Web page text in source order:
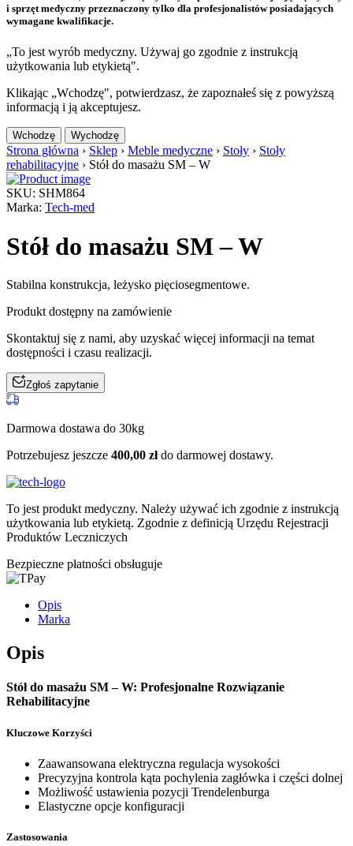
i sprzęt medyczny przeznaczony tylko dla profesjonalistów posiadających
wymagane kwalifikacje.
„To jest wyrób medyczny. Używaj go zgodnie z instrukcją
użytkowania lub etykietą".
Klikając „Wchodzę", potwierdzasz, że zapoznałeś się z powyższą
informacją i ją akceptujesz.
Wchodzę Wychodzę
Strona główna › Sklep › Meble medyczne › Stoły › Stoły
rehabilitacyjne › Stół do masażu SM – W
SKU: SHM864
Marka: Tech-med
Stół do masażu SM – W
Stabilna konstrukcja, leżysko pięciosegmentowe.
Produkt dostępny na zamówienie
Skontaktuj się z nami, aby uzyskać więcej informacji na temat
dostępności i czasu realizacji.
Zgłoś zapytanie
Darmowa dostawa do 30kg
Potrzebujesz jeszcze 400,00 złdo darmowej dostawy.
To jest produkt medyczny. Należy używać ich zgodnie z instrukcją
użytkowania lub etykietą. Zgodnie z definicją Urzędu Rejestracji
Produktów Leczniczych
Bezpieczne płatności obsługuje
Opis
Marka
Opis
Stół do masażu SM – W: Profesjonalne Rozwiązanie
Rehabilitacyjne
Kluczowe Korzyści
Zaawansowana elektryczna regulacja wysokości
Precyzyjna kontrola kąta pochylenia zagłówka i części dolnej
Możliwość ustawienia pozycji Trendelenburga
Elastyczne opcje konfiguracji
Zastosowania